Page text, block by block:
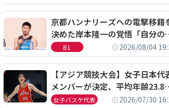
京都ハンナリーズへの電撃移籍
決めた岸本隆一の覚悟「自分の
ゴというちっぽけなことのため
B1 2026/08/04
【アジア競技大会】女子日本代
メンバーが決定、平均年齢23.8
のフレッシュなメンバーが日本
女子バスケ代表 2026/07/30